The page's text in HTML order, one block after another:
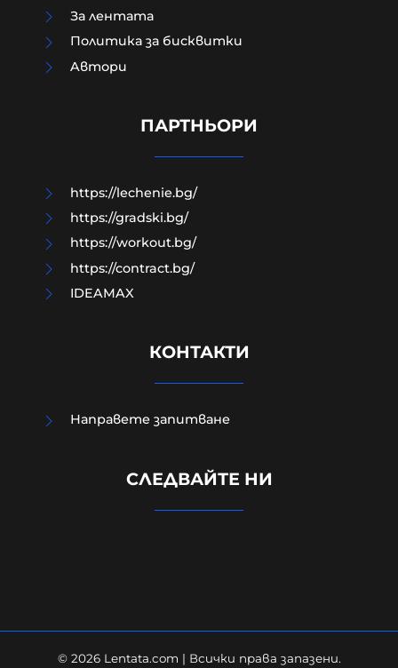
Руснаците поразиха три кораба с
Случаят в Банско, случаят в
недоверието в институциите и в
За лентата
Политика за бисквитки
Aвтори
ПАРТНЬОРИ
https://lechenie.bg/
https://gradski.bg/
https://workout.bg/
https://contract.bg/
IDEAMAX
КОНТАКТИ
Направете запитване
СЛЕДВАЙТЕ НИ
© 2026 Lentata.com | Всички права запазени.